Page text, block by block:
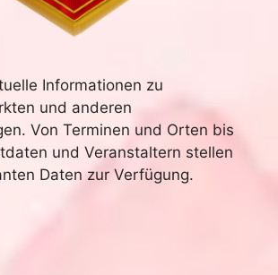
Informationen zu
und anderen
Von Terminen und Orten bis
und Veranstaltern stellen
Daten zur Verfügung.